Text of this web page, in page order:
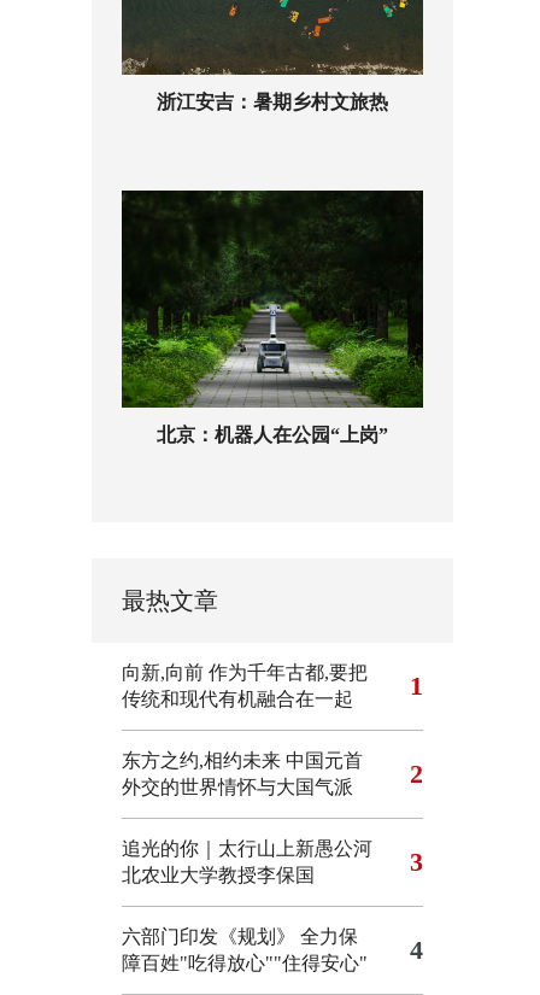
浙江安吉：暑期乡村文旅热
北京：机器人在公园“上岗”
最热文章
向新,向前 作为千年古都,要把
传统和现代有机融合在一起
1
东方之约,相约未来 中国元首
外交的世界情怀与大国气派
2
追光的你｜太行山上新愚公河
北农业大学教授李保国
3
六部门印发《规划》 全力保
障百姓"吃得放心""住得安心"
4